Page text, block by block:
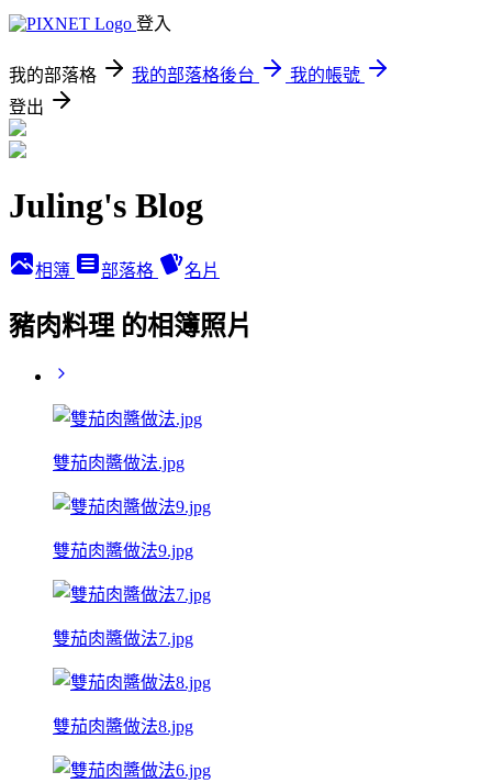
登入
我的部落格 我的部落格後台
我的帳號
登出
Juling's Blog
相簿 部落格 名片
豬肉料理 的相簿照片
雙茄肉醬做法.jpg
雙茄肉醬做法9.jpg
雙茄肉醬做法7.jpg
雙茄肉醬做法8.jpg